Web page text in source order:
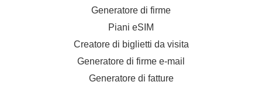
Generatore di firme
Piani eSIM
Creatore di biglietti da visita
Generatore di firme e-mail
Generatore di fatture